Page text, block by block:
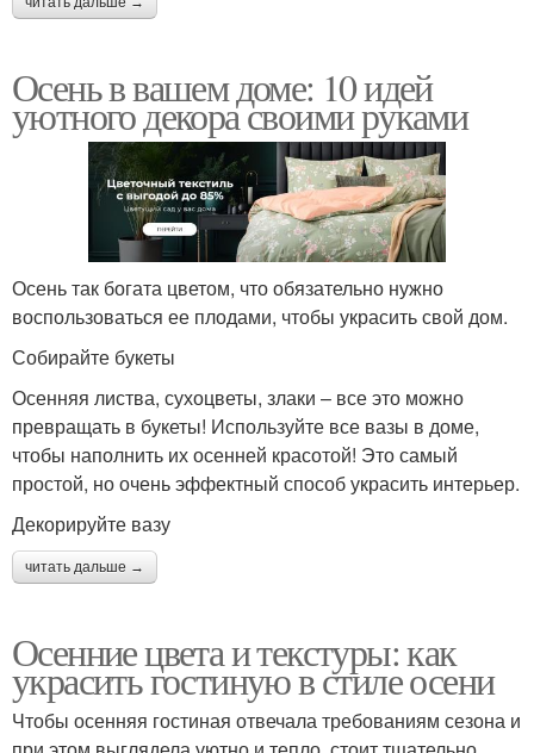
Осень в вашем доме: 10 идей
уютного декора своими руками
Осень так богата цветом, что обязательно нужно
воспользоваться ее плодами, чтобы украсить свой дом.
Собирайте букеты
Осенняя листва, сухоцветы, злаки – все это можно
превращать в букеты! Используйте все вазы в доме,
чтобы наполнить их осенней красотой! Это самый
простой, но очень эффектный способ украсить интерьер.
Декорируйте вазу
читать дальше →
Осенние цвета и текстуры: как
украсить гостиную в стиле осени
Чтобы осенняя гостиная отвечала требованиям сезона и